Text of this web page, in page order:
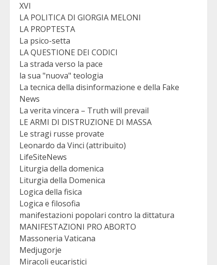
XVI
LA POLITICA DI GIORGIA MELONI
LA PROPTESTA
La psico-setta
LA QUESTIONE DEI CODICI
La strada verso la pace
la sua "nuova" teologia
La tecnica della disinformazione e della Fake
News
La verita vincera – Truth will prevail
LE ARMI DI DISTRUZIONE DI MASSA
Le stragi russe provate
Leonardo da Vinci (attribuito)
LifeSiteNews
Liturgia della domenica
Liturgia della Domenica
Logica della fisica
Logica e filosofia
manifestazioni popolari contro la dittatura
MANIFESTAZIONI PRO ABORTO
Massoneria Vaticana
Medjugorje
Miracoli eucaristici